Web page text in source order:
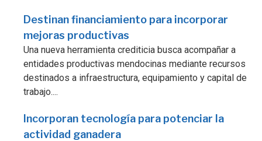
Destinan financiamiento para incorporar
mejoras productivas
Una nueva herramienta crediticia busca acompañar a
entidades productivas mendocinas mediante recursos
destinados a infraestructura, equipamiento y capital de
trabajo....
Incorporan tecnología para potenciar la
actividad ganadera